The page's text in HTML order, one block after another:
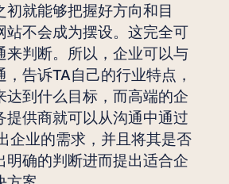
初就能够把握好方向和目
站不会成为摆设。这完全可
来判断。所以，企业可以与
告诉TA自己的行业特点，
达到什么目标，而高端的企
提供商就可以从沟通中通过
企业的需求，并且将其是否
明确的判断进而提出适合企